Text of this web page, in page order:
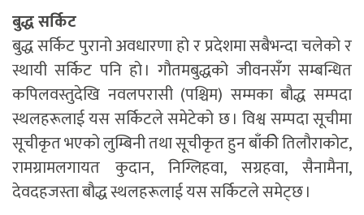
बुद्ध सर्किट
बुद्ध सर्किट पुरानो अवधारणा हो र प्रदेशमा सबैभन्दा चलेको र
स्थायी सर्किट पनि हो । गौतमबुद्धको जीवनसँग सम्बन्धित
कपिलवस्तुदेखि नवलपरासी (पश्चिम) सम्मका बौद्ध सम्पदा
स्थलहरूलाई यस सर्किटले समेटेको छ । विश्व सम्पदा सूचीमा
सूचीकृत भएको लुम्बिनी तथा सूचीकृत हुन बाँकीे तिलौराकोट,
रामग्रामलगायत कुदान, निग्लिहवा, सग्रहवा, सैनामैना,
देवदहजस्ता बौद्ध स्थलहरूलाई यस सर्किटले समेट्छ ।